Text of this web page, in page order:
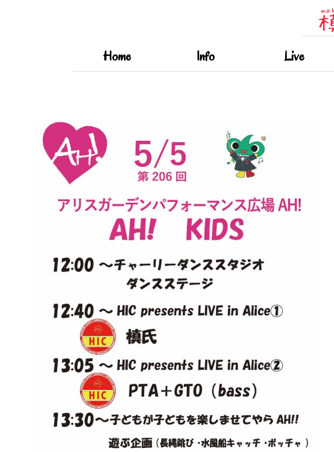
Home Info Live